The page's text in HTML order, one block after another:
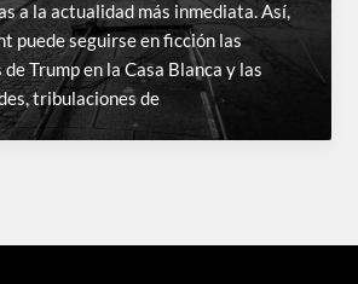
a la actualidad más inmediata. Así,
puede seguirse en ficción las
Trump en la Casa Blanca y las
tribulaciones de